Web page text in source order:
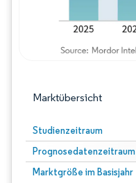
Marktübersicht
Studienzeitraum
Prognosedatenzeitraum
Marktgröße im Basisjahr